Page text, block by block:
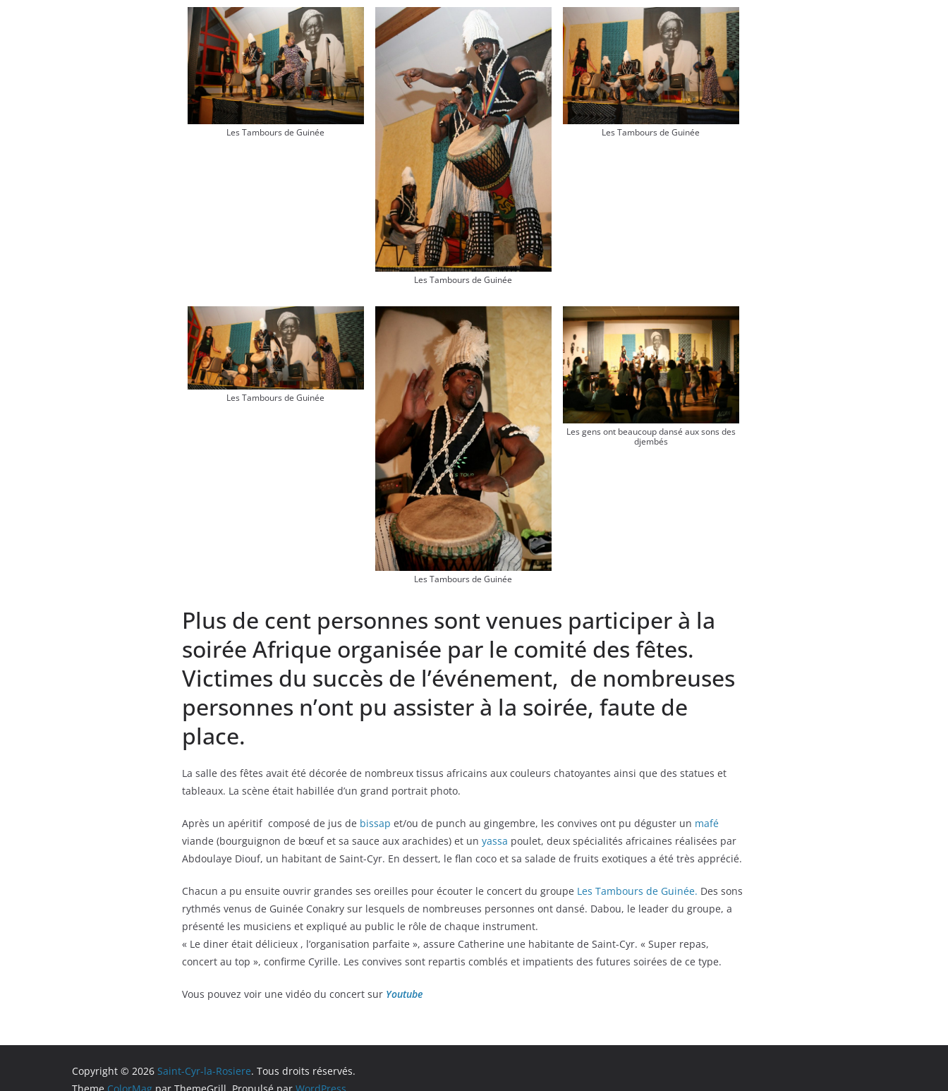
Les Tambours de Guinée
Les Tambours de Guinée
Les Tambours de Guinée
Les Tambours de Guinée
Les Tambours de Guinée
Les gens ont beaucoup dansé aux sons des
djembés
Plus de cent personnes sont venues participer à la
soirée Afrique organisée par le comité des fêtes.
Victimes du succès de l’événement, de nombreuses
personnes n’ont pu assister à la soirée, faute de
place.
La salle des fêtes avait été décorée de nombreux tissus africains aux couleurs chatoyantes ainsi que des statues et
tableaux. La scène était habillée d’un grand portrait photo.
Après un apéritif composé de jus de bissap et/ou de punch au gingembre, les convives ont pu déguster un mafé
viande (bourguignon de bœuf et sa sauce aux arachides) et un yassa poulet, deux spécialités africaines réalisées par
Abdoulaye Diouf, un habitant de Saint-Cyr. En dessert, le flan coco et sa salade de fruits exotiques a été très apprécié.
Chacun a pu ensuite ouvrir grandes ses oreilles pour écouter le concert du groupe Les Tambours de Guinée. Des sons
rythmés venus de Guinée Conakry sur lesquels de nombreuses personnes ont dansé. Dabou, le leader du groupe, a
présenté les musiciens et expliqué au public le rôle de chaque instrument.
« Le diner était délicieux , l’organisation parfaite », assure Catherine une habitante de Saint-Cyr. « Super repas,
concert au top », confirme Cyrille. Les convives sont repartis comblés et impatients des futures soirées de ce type.
Vous pouvez voir une vidéo du concert sur Youtube
Copyright © 2026 Saint-Cyr-la-Rosiere. Tous droits réservés.